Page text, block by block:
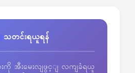
သတင်းရယူရန်
ားကို အီးမေးလျဖွင့ျ လကျခံရယူ